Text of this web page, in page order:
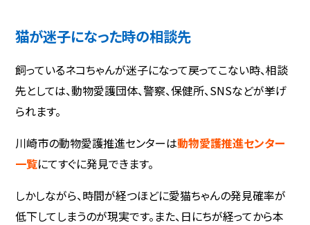
猫が迷子になった時の相談先
飼っているネコちゃんが迷子になって戻ってこない時、相談
先としては、動物愛護団体、警察、保健所、SNSなどが挙げ
られます。
川崎市の動物愛護推進センターは動物愛護推進センター
一覧にてすぐに発見できます。
しかしながら、時間が経つほどに愛猫ちゃんの発見確率が
低下してしまうのが現実です。また、日にちが経ってから本